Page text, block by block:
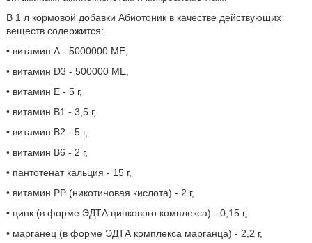
В 1 л кормовой добавки Абиотоник в качестве действующих
веществ содержится:
• витамин А - 5000000 ME,
• витамин D3 - 500000 ME,
• витамин Е - 5 г,
• витамин В1 - 3,5 г,
• витамин В2 - 5 г,
• витамин В6 - 2 г,
• пантотенат кальция - 15 г,
• витамин РР (никотиновая кислота) - 2 г,
• цинк (в форме ЭДТА цинкового комплекса) - 0,15 г,
• марганец (в форме ЭДТА комплекса марганца) - 2,2 г,